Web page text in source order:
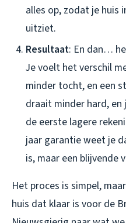
alles op, zodat je huis
uitziet.
Resultaat: En dan…
Je voelt het verschil
minder tocht, en een
draait minder hard,
de eerste lagere
jaar garantie weet je
is, maar een blijvende
Het proces is simpel,
huis dat klaar is voor de